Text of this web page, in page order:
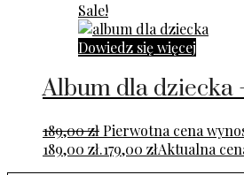
Sale!
Dowiedz się więcej
Album dla dziecka
189,00zł Pierwotna cena
189,00 zł.179,00 złAktualna